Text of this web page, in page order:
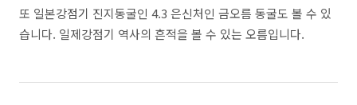
또 일본강점기 진지동굴인 4.3 은신처인 금오름 동굴도 볼 수 있
습니다. 일제강점기 역사의 흔적을 볼 수 있는 오름입니다.